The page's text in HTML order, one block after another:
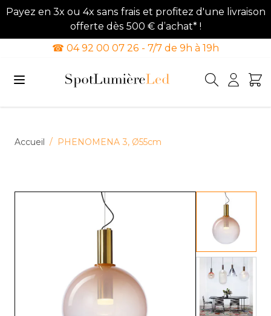
Payez en 3x ou 4x sans frais et profitez d'une livraison
offerte dès 500 € d’achat* !
☎ 04 92 00 07 26 - 7/7 de 9h à 19h
Accueil / PHENOMENA 3, Ø55cm
View
View